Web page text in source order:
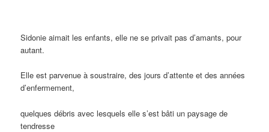
Sidonie aimait les enfants, elle ne se privait pas d’amants, pour
autant.
Elle est parvenue à soustraire, des jours d’attente et des années
d’enfermement,
quelques débris avec lesquels elle s’est bâti un paysage de
tendresse